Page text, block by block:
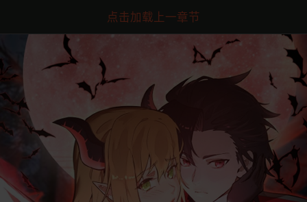
点击加载上一章节